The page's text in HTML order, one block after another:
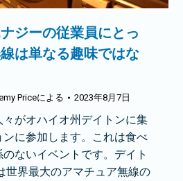
ジーの従業員にとっ
は単なる趣味ではな
Priceによる 2023年8月7日
がオハイオ州デイトンに集
ンに参加します。これは食べ
ないイベントです。デイト
世界最大のアマチュア無線の